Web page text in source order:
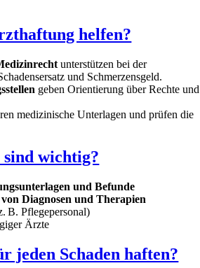
helfen?
unterstützen bei der
und Schmerzensgeld.
geben Orientierung über Rechte und
medizinische Unterlagen und prüfen die
sind wichtig?
und Befunde
Diagnosen und Therapien
B. Pflegepersonal)
Ärzte
jeden Schaden haften?